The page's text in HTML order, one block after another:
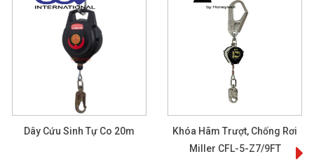
Dây Cứu Sinh Tự Co 20m
Khóa Hãm Trượt, Chống Rơi
Miller CFL-5-Z7/9FT